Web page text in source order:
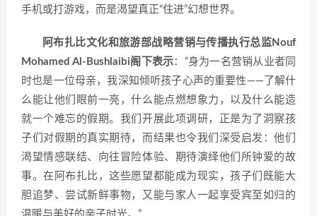
手机或打游戏，而是渴望真正“住进”幻想世界。
阿布扎比文化和旅游部战略营销与传播执行总监Nouf
Mohamed Al-Bushlaibi阁下表示：“身为一名营销从业者同
时也是一位母亲，我深知倾听孩子心声的重要性——了解什
么能让他们眼前一亮，什么能点燃想象力，以及什么能造
就一个难忘的假期。我们开展此项调研，正是为了洞察孩
子们对假期的真实期待，而结果也令我们深受启发：他们
渴望情感联结、向往冒险体验、期待演绎他们所钟爱的故
事。在阿布扎比，这些愿望都能成为现实，孩子们既能大
胆追梦、尝试新鲜事物，又能与家人一起享受宾至如归的